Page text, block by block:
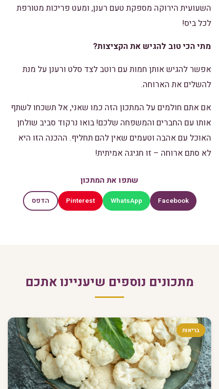
השעועית הירוקה מספקת טעם רענן, ומעט פריכות מטורפת
לכל ביס!
מתי הכי טוב להגיש את הקציצות?
אפשר להגיש אותן חמות עם רוטב לצד סלט ורענן על מנת
להשלים את הארוחה.
אם אתם חולמים על המתכון הזה כמו שאני, אל תשכחו לשתף
אותו עם החברים והמשפחה שלכם! בואו נרקוד סביב שולחן
האוכל עם אהבה וטעמים שאין להם תחליף. ההכנה הזו היא
לא סתם ארוחה – זו חגיגה אמיתית!
שתפו את המתכון
Facebook
WhatsApp
Pinterest הדפס
מתכונים נוספים שיעניינו אתכם
בריאות